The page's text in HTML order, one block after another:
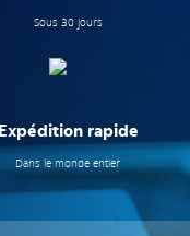
Sous 30 jours
Expédition rapide
Dans le monde entier